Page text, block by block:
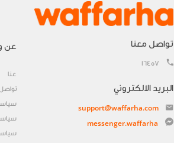
تواصل معنا
16457
البريد الالكتروني
support@waffarha.com
messenger.waffarha
عن
عنا